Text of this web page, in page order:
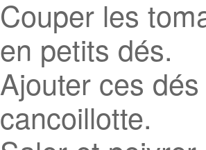
Couper les
en petits dés.
Ajouter ces
cancoillotte.